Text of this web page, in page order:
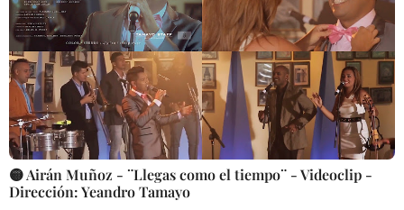
🟡 Airán Muñoz - ¨Llegas como el tiempo¨ - Videoclip -
Dirección: Yeandro Tamayo